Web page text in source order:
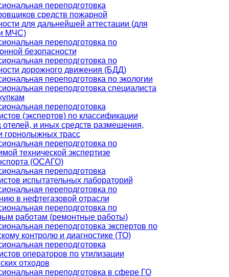
переподготовка
средств пожарной
для дальнейшей аттестации (для
МЧС)
переподготовка по
безопасности
переподготовка по
дорожного движения (БДД)
переподготовка по экологии
переподготовка специалиста
переподготовка
(экспертов) по классификации
отелей, и иных средств размещения,
горнолыжных трасс
переподготовка по
технической экспертизе
(ОСАГО)
переподготовка
испытательных лабораторий
переподготовка по
в нефтегазовой отрасли
переподготовка по
работам (ремонтные работы)
переподготовка экспертов по
контролю и диагностике (ТО)
переподготовка
операторов по утилизации
отходов
переподготовка в сфере ГО